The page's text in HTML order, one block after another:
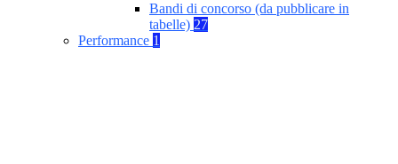
Bandi di concorso (da pubblicare in
tabelle) 27
Performance 1